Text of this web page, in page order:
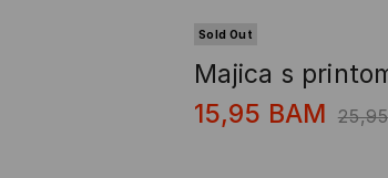
Sold Out
Majica s
15,95 BAM 25,95